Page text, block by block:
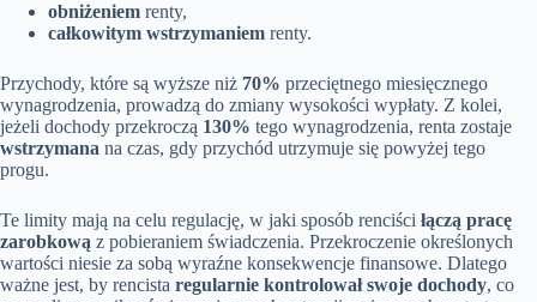
obniżeniem renty,
całkowitym wstrzymaniem renty.
Przychody, które są wyższe niż 70% przeciętnego miesięcznego
wynagrodzenia, prowadzą do zmiany wysokości wypłaty. Z kolei,
jeżeli dochody przekroczą 130% tego wynagrodzenia, renta zostaje
wstrzymana na czas, gdy przychód utrzymuje się powyżej tego
progu.
Te limity mają na celu regulację, w jaki sposób renciści łączą pracę
zarobkową z pobieraniem świadczenia. Przekroczenie określonych
wartości niesie za sobą wyraźne konsekwencje finansowe. Dlatego
ważne jest, by rencista regularnie kontrolował swoje dochody, co